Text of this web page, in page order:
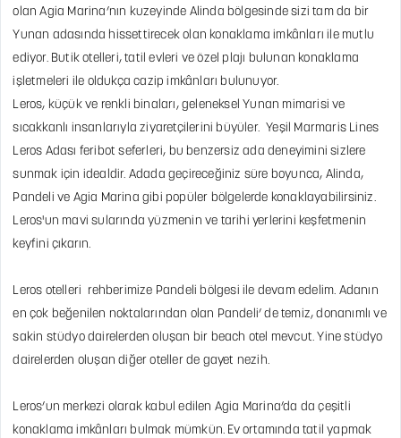
olan Agia Marina’nın kuzeyinde Alinda bölgesinde sizi tam da bir
Yunan adasında hissettirecek olan konaklama imkânları ile mutlu
ediyor. Butik otelleri, tatil evleri ve özel plajı bulunan konaklama
işletmeleri ile oldukça cazip imkânları bulunuyor.
Leros, küçük ve renkli binaları, geleneksel Yunan mimarisi ve
sıcakkanlı insanlarıyla ziyaretçilerini büyüler. Yeşil Marmaris Lines
Leros Adası feribot seferleri, bu benzersiz ada deneyimini sizlere
sunmak için idealdir. Adada geçireceğiniz süre boyunca, Alinda,
Pandeli ve Agia Marina gibi popüler bölgelerde konaklayabilirsiniz.
Leros'un mavi sularında yüzmenin ve tarihi yerlerini keşfetmenin
keyfini çıkarın.
Leros otelleri rehberimize Pandeli bölgesi ile devam edelim. Adanın
en çok beğenilen noktalarından olan Pandeli’ de temiz, donanımlı ve
sakin stüdyo dairelerden oluşan bir beach otel mevcut. Yine stüdyo
dairelerden oluşan diğer oteller de gayet nezih.
Leros’un merkezi olarak kabul edilen Agia Marina’da da çeşitli
konaklama imkânları bulmak mümkün. Ev ortamında tatil yapmak